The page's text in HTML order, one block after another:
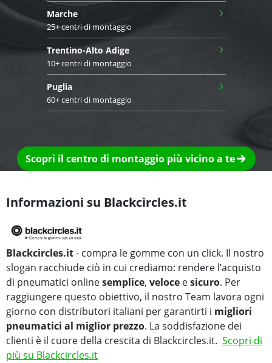
Marche
25+ centri di montaggio
›
Trentino-Alto Adige
10+ centri di montaggio
›
Puglia
60+ centri di montaggio
›
Scopri il centro di montaggio più vicino a te
Informazioni su Blackcircles.it
Blackcircles.it- compra le gomme con un click. Il nostro
slogan racchiude ciò in cui crediamo: rendere l’acquisto
di pneumatici onlinesemplice, veloce esicuro. Per
raggiungere questo obiettivo, il nostro Team lavora ogni
giorno con distributori italiani per garantirti i migliori
pneumatici al miglior prezzo. La soddisfazione dei
clienti è il cuore della crescita di Blackcircles.it. Scopri di
più su Blackcircles.it